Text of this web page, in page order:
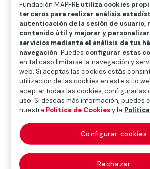
pequeñarutina de ejercicioy, de
perderte en un bosque, te harán más
ejercicio, tu cuerpo libera endorfinas,
desencadenando una serie de
organismo que generan un
bienestar y relajación.
Para que sepas lo que debes
ofrecemos a continuación laspautas
. Y no te desanimes,
que somos animales de costumbres,
cerebro se va a adaptar fácilmente
Una cuestión clave es saber que la
Fundación MAPFRE utiliza cookies
terceros para realizar análisis
autenticación de la sesión de
contenido útil y mejorar y
servicios mediante el análisis de tus
navegación . Puedes configurar estas
en tal caso limitarse la navegación y
web. Si aceptas las cookies estás
utilización de las cookies en este sitio
aceptar todas las cookies, configurarlas
uso. Si deseas más información, puedes
nuestra Política de Cookiesy la
Rechazar
Configurar cookies